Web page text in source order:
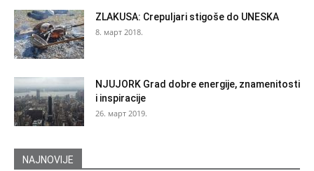
ZLAKUSA: Crepuljari stigoše do UNESKA
8. март 2018.
NJUJORK Grad dobre energije, znamenitosti
i inspiracije
26. март 2019.
NAJNOVIJE